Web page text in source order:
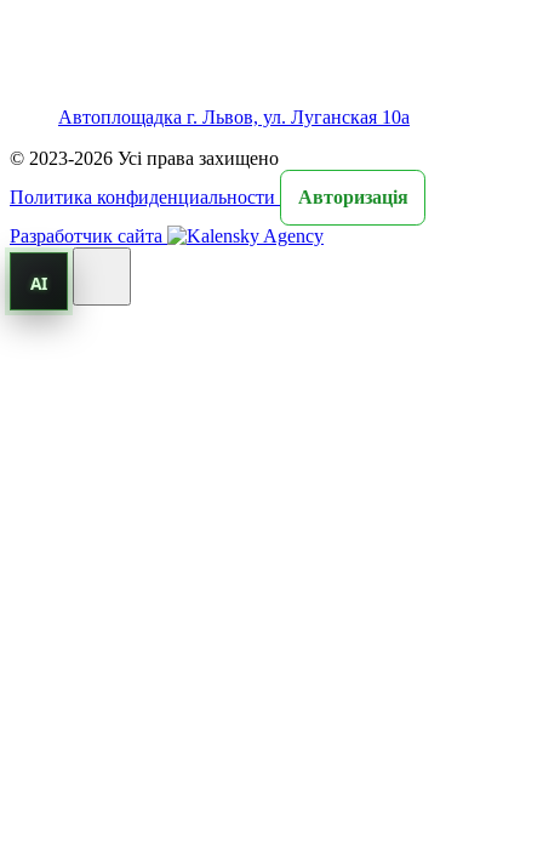
Автоплощадка г. Львов, ул. Луганская 10а
© 2023-2026 Усі права захищено
Политика конфиденциальности
Авторизація
Разработчик сайта
AI